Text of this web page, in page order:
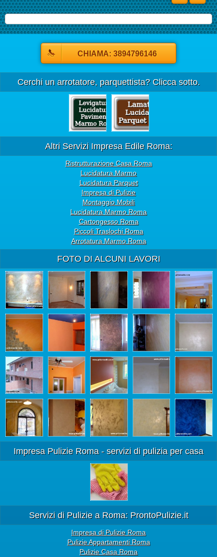
CHIAMA: 3894796146
Cerchi un arrotatore, parquettista? Clicca sotto.
Altri Servizi Impresa Edile Roma:
Ristrutturazione Casa Roma
Lucidatura Marmo
Lucidatura Parquet
Impresa di Pulizie
Montaggio Mobili
Lucidatura Marmo Roma
Cartongesso Roma
Piccoli Traslochi Roma
Arrotatura Marmo Roma
FOTO DI ALCUNI LAVORI
Impresa Pulizie Roma - servizi di pulizia per casa
Servizi di Pulizie a Roma: ProntoPulizie.it
Impresa di Pulizie Roma
Pulizie Appartamenti Roma
Pulizie Casa Roma